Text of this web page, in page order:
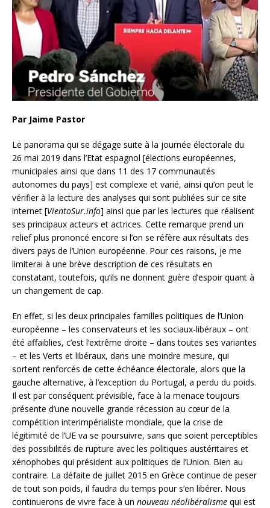
Par Jaime Pastor
Le panorama qui se dégage suite à la journée électorale du
26 mai 2019 dans l’Etat espagnol [élections européennes,
municipales ainsi que dans 11 des 17 communautés
autonomes du pays] est complexe et varié, ainsi qu’on peut le
vérifier à la lecture des analyses qui sont publiées sur ce site
internet [VientoSur.info] ainsi que par les lectures que réalisent
ses principaux acteurs et actrices. Cette remarque prend un
relief plus prononcé encore si l’on se réfère aux résultats des
divers pays de l’Union européenne. Pour ces raisons, je me
limiterai à une brève description de ces résultats en
constatant, toutefois, qu’ils ne donnent guère d’espoir quant à
un changement de cap.
En effet, si les deux principales familles politiques de l’Union
européenne – les conservateurs et les sociaux-libéraux – ont
été affaiblies, c’est l’extrême droite – dans toutes ses variantes
– et les Verts et libéraux, dans une moindre mesure, qui
sortent renforcés de cette échéance électorale, alors que la
gauche alternative, à l’exception du Portugal, a perdu du poids.
Il est par conséquent prévisible, face à la menace toujours
présente d’une nouvelle grande récession au cœur de la
compétition interimpérialiste mondiale, que la crise de
légitimité de l’UE va se poursuivre, sans que soient perceptibles
des possibilités de rupture avec les politiques austéritaires et
xénophobes qui président aux politiques de l’Union. Bien au
contraire. La défaite de juillet 2015 en Grèce continue de peser
de tout son poids, il faudra du temps pour s’en libérer. Nous
continuerons de vivre face à un nouveau néolibéralisme qui est